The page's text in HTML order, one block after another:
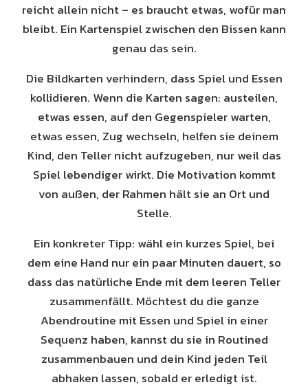
reicht allein nicht – es braucht etwas, wofür man
bleibt. Ein Kartenspiel zwischen den Bissen kann
genau das sein.
Die Bildkarten verhindern, dass Spiel und Essen
kollidieren. Wenn die Karten sagen: austeilen,
etwas essen, auf den Gegenspieler warten,
etwas essen, Zug wechseln, helfen sie deinem
Kind, den Teller nicht aufzugeben, nur weil das
Spiel lebendiger wirkt. Die Motivation kommt
von außen, der Rahmen hält sie an Ort und
Stelle.
Ein konkreter Tipp: wähl ein kurzes Spiel, bei
dem eine Hand nur ein paar Minuten dauert, so
dass das natürliche Ende mit dem leeren Teller
zusammenfällt. Möchtest du die ganze
Abendroutine mit Essen und Spiel in einer
Sequenz haben, kannst du sie in Routined
zusammenbauen und dein Kind jeden Teil
abhaken lassen, sobald er erledigt ist.